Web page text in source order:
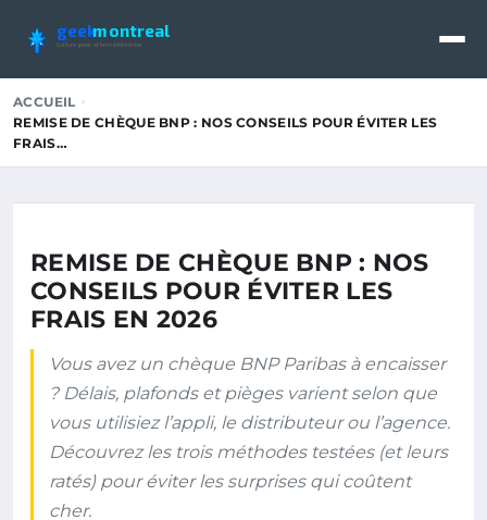
geekmontreal
Culture geek et tech à Montréal
ACCUEIL
REMISE DE CHÈQUE BNP : NOS CONSEILS POUR ÉVITER LES
FRAIS…
REMISE DE CHÈQUE BNP : NOS
CONSEILS POUR ÉVITER LES
FRAIS EN 2026
Vous avez un chèque BNP Paribas à encaisser
? Délais, plafonds et pièges varient selon que
vous utilisiez l’appli, le distributeur ou l’agence.
Découvrez les trois méthodes testées (et leurs
ratés) pour éviter les surprises qui coûtent
cher.